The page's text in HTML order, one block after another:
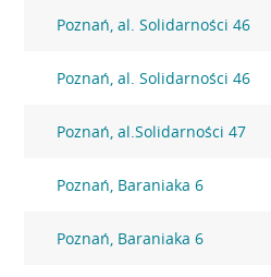
Poznań, al. Solidarności 46
Poznań, al. Solidarności 46
Poznań, al.Solidarności 47
Poznań, Baraniaka 6
Poznań, Baraniaka 6